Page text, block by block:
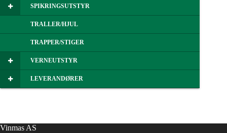
SPIKRINGSUTSTYR
TRALLER/HJUL
TRAPPER/STIGER
VERNEUTSTYR
LEVERANDØRER
Vinmas AS